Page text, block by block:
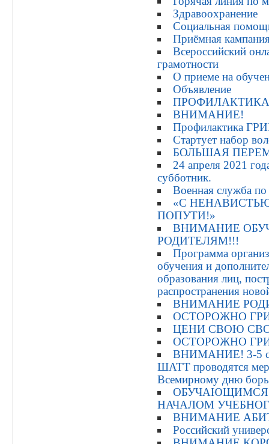
Здравоохранение
Социальная
Приёмная
Всероссийский
грамотности
О приеме на
Объявление
ВНИМАНИЕ!
Профилактика
Стартует набор
БОЛЬШАЯ
24 апреля 2021
субботник.
Военная служба по
«С
ПОПУТИ!»
ВНИМАНИЕ
РОДИТЕЛЯМ!!!
Программа
обучения и
образования лиц,
распространения
ВНИМАНИЕ
ОСТОРОЖНО
ЦЕНИ СВОЮ
ОСТОРОЖНО
ВНИМАНИЕ! 3-5
ШАТТ проводятся
Всемирному дню
ОБУЧАЮЩИМСЯ
НАЧАЛОМ
ВНИМАНИЕ
Российский